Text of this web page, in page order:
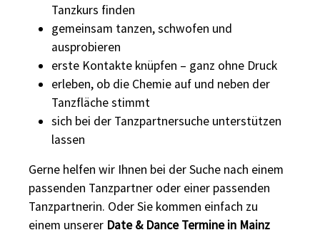
Tanzkurs finden
gemeinsam tanzen, schwofen und
ausprobieren
erste Kontakte knüpfen – ganz ohne Druck
erleben, ob die Chemie auf und neben der
Tanzfläche stimmt
sich bei der Tanzpartnersuche unterstützen
lassen
Gerne helfen wir Ihnen bei der Suche nach einem
passenden Tanzpartner oder einer passenden
Tanzpartnerin. Oder Sie kommen einfach zu
einem unserer Date & Dance Termine in Mainz